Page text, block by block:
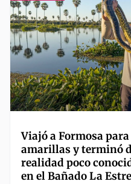
Viajó a Formosa
amarillas y terminó
realidad poco
en el Bañado La